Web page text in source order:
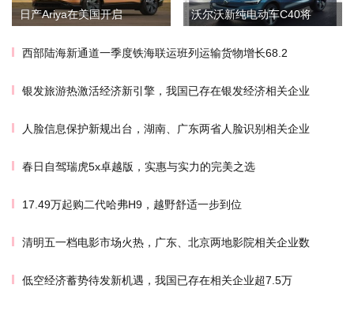
日产Ariya在美国开启 沃尔沃新纯电动车C40将
西部陆海新通道一季度铁海联运班列运输货物增长68.2
银发旅游热激活经济新引擎，我国已存在银发经济相关企业
人脸信息保护新规出台，湖南、广东两省人脸识别相关企业
春日自驾瑞虎5x卓越版，实惠与实力的完美之选
17.49万起购二代哈弗H9，越野舒适一步到位
清明五一档电影市场火热，广东、北京两地影院相关企业数
低空经济蓄势待发新机遇，我国已存在相关企业超7.5万